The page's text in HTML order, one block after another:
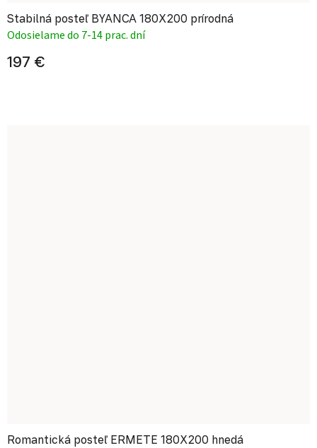
Stabilná posteľ BYANCA 180X200 prírodná
Odosielame do 7-14 prac. dní
197 €
Romantická posteľ ERMETE 180X200 hnedá